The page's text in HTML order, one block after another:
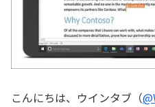
こんにちは、ウインタブ（